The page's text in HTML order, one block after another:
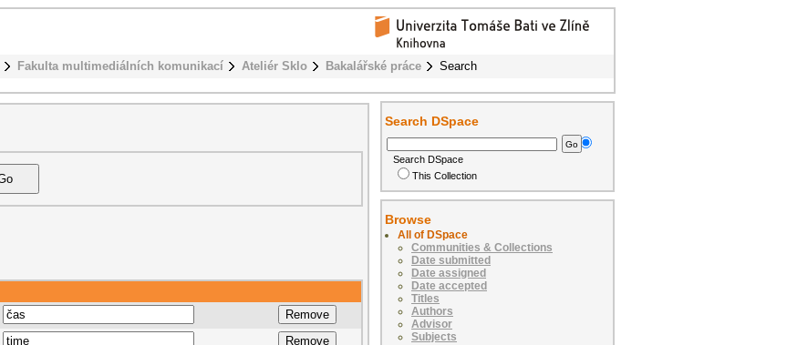
Fakulta multimediálních komunikací Ateliér Sklo Bakalářské práce Search
Search DSpace
Search DSpace
This Collection
Browse
All of DSpace
Communities & Collections
Date submitted
Date assigned
Date accepted
Titles
Authors
Advisor
Subjects